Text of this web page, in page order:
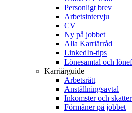
Personligt brev
Arbetsintervju
CV
Ny på jobbet
Alla Karriärråd
LinkedIn-tips
Lönesamtal och
Karriärguide
Arbetsrätt
Anställningsavtal
Inkomster och skatter
Förmåner på jobbet